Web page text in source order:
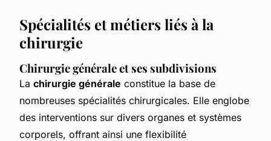
Spécialités et métiers liés à la
chirurgie
Chirurgie générale et ses subdivisions
La chirurgie générale constitue la base de
nombreuses spécialités chirurgicales. Elle englobe
des interventions sur divers organes et systèmes
corporels, offrant ainsi une flexibilité